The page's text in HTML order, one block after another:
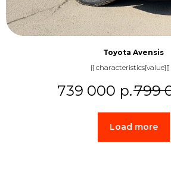
Toyota Avensis
{{ characteristics[value][]
739 000 р.799
Load more